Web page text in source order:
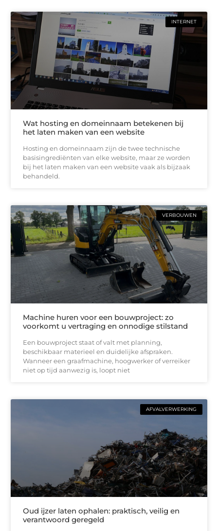
INTERNET
Wat hosting en domeinnaam betekenen bij
het laten maken van een website
Hosting en domeinnaam zijn de twee technische
basisingrediënten van elke website, maar ze worden
bij het laten maken van een website vaak als bijzaak
behandeld.
VERBOUWEN
Machine huren voor een bouwproject: zo
voorkomt u vertraging en onnodige stilstand
Een bouwproject staat of valt met planning,
beschikbaar materieel en duidelijke afspraken.
Wanneer een graafmachine, hoogwerker of verreiker
niet op tijd aanwezig is, loopt niet
AFVALVERWERKING
Oud ijzer laten ophalen: praktisch, veilig en
verantwoord geregeld